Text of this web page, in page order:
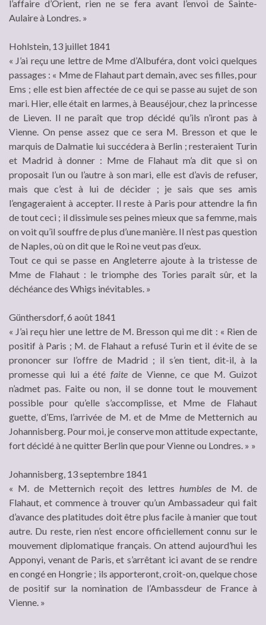
l’affaire d’Orient, rien ne se fera avant l’envoi de Sainte-
Aulaire à Londres. »
Hohlstein, 13 juillet 1841
« J’ai reçu une lettre de Mme d’Albuféra, dont voici quelques
passages : « Mme de Flahaut part demain, avec ses filles, pour
Ems ; elle est bien affectée de ce qui se passe au sujet de son
mari. Hier, elle était en larmes, à Beauséjour, chez la princesse
de Lieven. Il ne paraît que trop décidé qu’ils n’iront pas à
Vienne. On pense assez que ce sera M. Bresson et que le
marquis de Dalmatie lui succédera à Berlin ; resteraient Turin
et Madrid à donner : Mme de Flahaut m’a dit que si on
proposait l’un ou l’autre à son mari, elle est d’avis de refuser,
mais que c’est à lui de décider ; je sais que ses amis
l’engageraient à accepter. Il reste à Paris pour attendre la fin
de tout ceci ; il dissimule ses peines mieux que sa femme, mais
on voit qu’il souffre de plus d’une manière. Il n’est pas question
de Naples, où on dit que le Roi ne veut pas d’eux.
Tout ce qui se passe en Angleterre ajoute à la tristesse de
Mme de Flahaut : le triomphe des Tories paraît sûr, et la
déchéance des Whigs inévitables. »
Günthersdorf, 6 août 1841
« J’ai reçu hier une lettre de M. Bresson qui me dit : « Rien de
positif à Paris ; M. de Flahaut a refusé Turin et il évite de se
prononcer sur l’offre de Madrid ; il s’en tient, dit-il, à la
promesse qui lui a été faitede Vienne, ce que M. Guizot
n’admet pas. Faite ou non, il se donne tout le mouvement
possible pour qu’elle s’accomplisse, et Mme de Flahaut
guette, d’Ems, l’arrivée de M. et de Mme de Metternich au
Johannisberg. Pour moi, je conserve mon attitude expectante,
fort décidé à ne quitter Berlin que pour Vienne ou Londres. » »
Johannisberg, 13 septembre 1841
« M. de Metternich reçoit des lettres humblesde M. de
Flahaut, et commence à trouver qu’un Ambassadeur qui fait
d’avance des platitudes doit être plus facile à manier que tout
autre. Du reste, rien n’est encore officiellement connu sur le
mouvement diplomatique français. On attend aujourd’hui les
Apponyi, venant de Paris, et s’arrêtant ici avant de se rendre
en congé en Hongrie ; ils apporteront, croit-on, quelque chose
de positif sur la nomination de l’Ambassdeur de France à
Vienne. »